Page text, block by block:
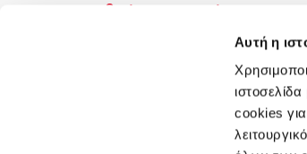
Αυτή η
cookies
Customer support